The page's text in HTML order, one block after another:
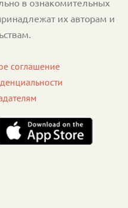
в ознакомительных
их авторам и
соглашение